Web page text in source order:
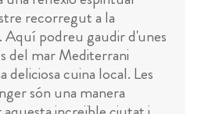
recorregut a la
. Aquí podreu gaudir d'unes
del mar Mediterrani
cuina local. Les
són una manera